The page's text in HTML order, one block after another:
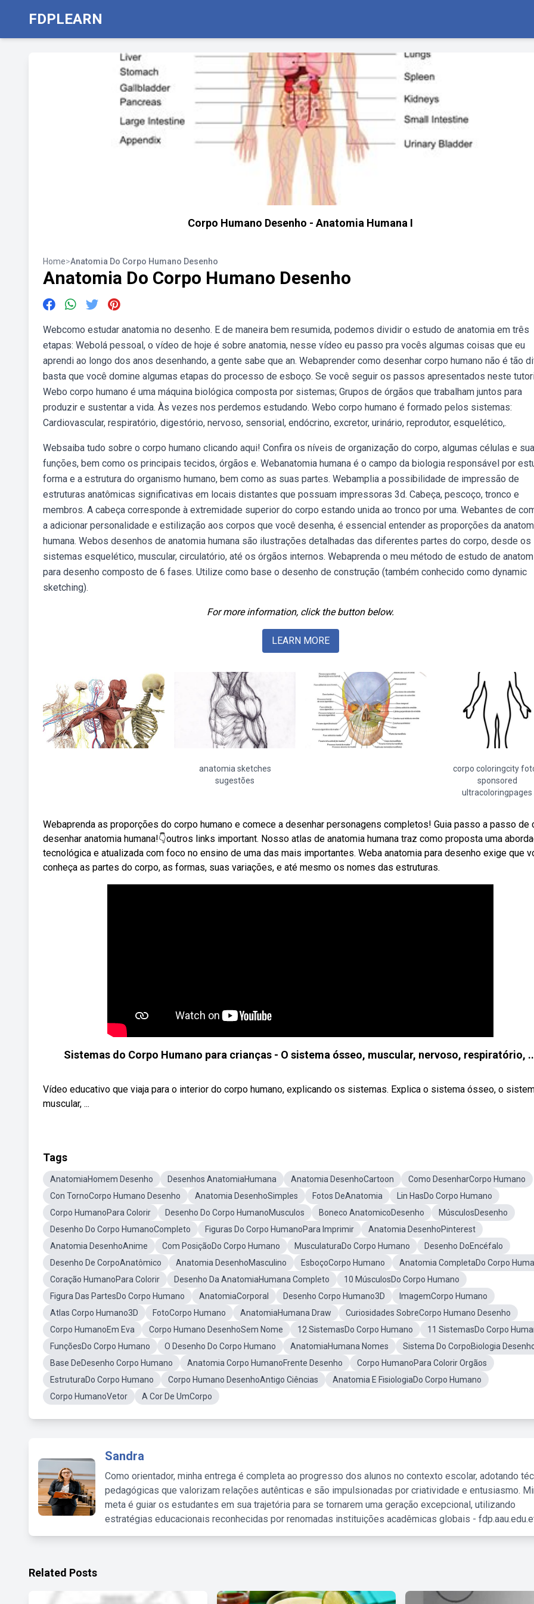
FDPLEARN
Corpo Humano Desenho - Anatomia Humana I
Home>Anatomia Do Corpo Humano Desenho
Anatomia Do Corpo Humano Desenho
Webcomo estudar anatomia no desenho. E de maneira bem resumida, podemos dividir o estudo de anatomia em três
etapas: Webolá pessoal, o vídeo de hoje é sobre anatomia, nesse vídeo eu passo pra vocês algumas coisas que eu
aprendi ao longo dos anos desenhando, a gente sabe que an. Webaprender como desenhar corpo humano não é tão
basta que você domine algumas etapas do processo de esboço. Se você seguir os passos apresentados neste
Webo corpo humano é uma máquina biológica composta por sistemas; Grupos de órgãos que trabalham juntos para
produzir e sustentar a vida. Às vezes nos perdemos estudando. Webo corpo humano é formado pelos sistemas:
Cardiovascular, respiratório, digestório, nervoso, sensorial, endócrino, excretor, urinário, reprodutor, esquelético,.
Websaiba tudo sobre o corpo humano clicando aqui! Confira os níveis de organização do corpo, algumas células e
funções, bem como os principais tecidos, órgãos e. Webanatomia humana é o campo da biologia responsável por
forma e a estrutura do organismo humano, bem como as suas partes. Webamplia a possibilidade de impressão de
estruturas anatômicas significativas em locais distantes que possuam impressoras 3d. Cabeça, pescoço, tronco e
membros. A cabeça corresponde à extremida­de superior do corpo estando unida ao tronco por uma. Webantes de
a adicionar personalidade e estilização aos corpos que você desenha, é essencial entender as proporções da
humana. Webos desenhos de anatomia humana são ilustrações detalhadas das diferentes partes do corpo, desde os
sistemas esquelético, muscular, circulatório, até os órgãos internos. Webaprenda o meu método de estudo de
para desenho composto de 6 fases. Utilize como base o desenho de construção (também conhecido como dynamic
sketching).
For more information, click the button below.
LEARN MORE
anatomia sketches
sugestões
corpo coloringcity
sponsored
ultracoloringpages
Webaprenda as proporções do corpo humano e comece a desenhar personagens completos! Guia passo a passo de
desenhar anatomia humana!👇outros links important. Nosso atlas de anatomia humana traz como proposta uma
tecnológica e atualizada com foco no ensino de uma das mais importantes. Weba anatomia para desenho exige que
conheça as partes do corpo, as formas, suas variações, e até mesmo os nomes das estruturas.
Sistemas do Corpo Humano para crianças - O sistema ósseo, muscular, nervoso, respiratório,
Vídeo educativo que viaja para o interior do corpo humano, explicando os sistemas. Explica o sistema ósseo, o
muscular, ...
Tags
AnatomiaHomem Desenho Desenhos AnatomiaHumana Anatomia DesenhoCartoon
Como DesenharCorpo Humano
Con TornoCorpo Humano Desenho
Anatomia DesenhoSimples Fotos DeAnatomia
Lin HasDo Corpo Humano
Corpo HumanoPara Colorir
Desenho Do Corpo HumanoMusculos Boneco AnatomicoDesenho
MúsculosDesenho
Desenho Do Corpo HumanoCompleto
Figuras Do Corpo HumanoPara Imprimir
Anatomia DesenhoPinterest
Anatomia DesenhoAnime
Com PosiçãoDo Corpo Humano MusculaturaDo Corpo Humano
Desenho DoEncéfalo
Desenho De CorpoAnatômico
Anatomia DesenhoMasculino EsboçoCorpo Humano
Anatomia CompletaDo Corpo
Coração HumanoPara Colorir
Desenho Da AnatomiaHumana Completo
10 MúsculosDo Corpo Humano
Figura Das PartesDo Corpo Humano
AnatomiaCorporal Desenho Corpo Humano3D
ImagemCorpo Humano
Atlas Corpo Humano3D
FotoCorpo Humano AnatomiaHumana Draw
Curiosidades SobreCorpo Humano Desenho
Corpo HumanoEm Eva
Corpo Humano DesenhoSem Nome 12 SistemasDo Corpo Humano
11 SistemasDo Corpo
FunçõesDo Corpo Humano
O Desenho Do Corpo Humano AnatomiaHumana Nomes
Sistema Do CorpoBiologia
Base DeDesenho Corpo Humano
Anatomia Corpo HumanoFrente Desenho
Corpo HumanoPara Colorir Orgãos
EstruturaDo Corpo Humano
Corpo Humano DesenhoAntigo Ciências
Anatomia E FisiologiaDo Corpo Humano
Corpo HumanoVetor
A Cor De UmCorpo
Sandra
Como orientador, minha entrega é completa ao progresso dos alunos no contexto escolar, adotando
pedagógicas que valorizam relações autênticas e são impulsionadas por criatividade e entusiasmo.
meta é guiar os estudantes em sua trajetória para se tornarem uma geração excepcional, utilizando
estratégias educacionais reconhecidas por renomadas instituições acadêmicas globais -
Related Posts